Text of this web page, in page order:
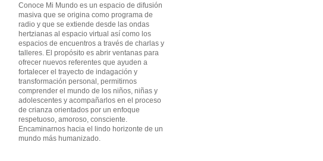
Conoce Mi Mundo es un espacio de difusión
masiva que se origina como programa de
radio y que se extiende desde las ondas
hertzianas al espacio virtual así como los
espacios de encuentros a través de charlas y
talleres. El propósito es abrir ventanas para
ofrecer nuevos referentes que ayuden a
fortalecer el trayecto de indagación y
transformación personal, permitirnos
comprender el mundo de los niños, niñas y
adolescentes y acompañarlos en el proceso
de crianza orientados por un enfoque
respetuoso, amoroso, consciente.
Encaminarnos hacia el lindo horizonte de un
mundo más humanizado.